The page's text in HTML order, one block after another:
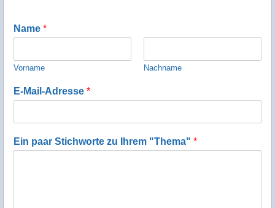
Name *
Vorname Nachname
E-Mail-Adresse *
Ein paar Stichworte zu Ihrem "Thema" *